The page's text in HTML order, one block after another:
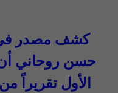
كشف مصدر في
حسن روحاني
الأول تقريراً